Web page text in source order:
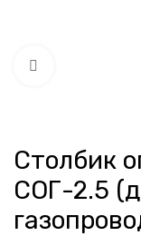
Нажмите,
Столбик
СОГ-2.5